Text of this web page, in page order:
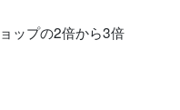
ップの2倍から3倍